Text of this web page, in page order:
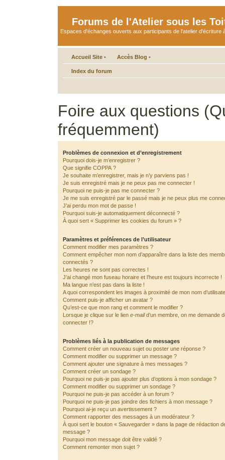
Forums de l'Atelier sous les
Espaces d'échanges ouverts aux participants de l'atelier d'écriture
Accueil Site • Accès Blog •
Index du forum
Foire aux questions
fréquemment)
Problèmes de connexion et d’enregistrement
Pourquoi dois-je m’enregistrer ?
Que signifie COPPA ?
Je souhaite m’enregistrer, mais je n’y parviens pas !
Je suis enregistré mais je ne peux pas me connecter !
Pourquoi ne puis-je pas me connecter ?
Je me suis enregistré par le passé mais je ne peux plus me
J’ai perdu mon mot de passe !
Pourquoi suis-je automatiquement déconnecté ?
À quoi sert « Supprimer les cookies du forum » ?
Paramètres et préférences de l’utilisateur
Comment modifier mes paramètres ?
Comment empêcher mon nom d’apparaître dans la liste des
connectés ?
Les heures ne sont pas correctes !
J’ai changé mon fuseau horaire et l’heure est toujours incorrecte !
Ma langue n’est pas dans la liste !
A quoi correspondent les images à proximité de mon nom
Comment puis-je afficher un avatar ?
Qu’est-ce que mon rang et comment le modifier ?
Lorsque je clique sur le lien e-maild’un membre, on me demande
connecter !?
Problèmes liés à la publication de messages
Comment créer un nouveau sujet ou poster une réponse ?
Comment modifier ou supprimer un message ?
Comment ajouter une signature à mes messages ?
Comment créer un sondage ?
Pourquoi ne puis-je pas ajouter plus d’options à mon sondage ?
Comment modifier ou supprimer un sondage ?
Pourquoi ne puis-je pas accéder à un forum ?
Pourquoi ne puis-je pas joindre des fichiers à mon message ?
Pourquoi ai-je reçu un avertissement ?
Comment rapporter des messages à un modérateur ?
À quoi sert le bouton « Sauvegarder » dans la page de rédaction
message ?
Pourquoi mon message doit être validé ?
Comment remonter mon sujet ?